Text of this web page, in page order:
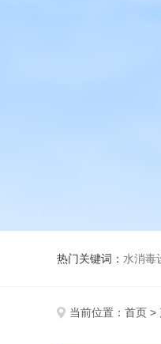
热门关键词： 水消毒
当前位置： 首页 >